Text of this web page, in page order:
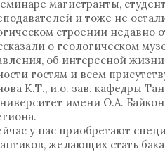
магистранты,
и тоже не
строении
о геологическом
об интересной
гостям и всем
К.Т., и.о. зав. кафедры
имени О.А.
у нас приобретают
желающих стать